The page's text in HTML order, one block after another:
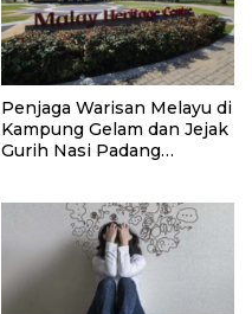
Penjaga Warisan Melayu di
Kampung Gelam dan Jejak
Gurih Nasi Padang